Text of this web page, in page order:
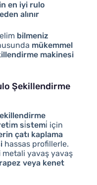
en iyi rulo
alınır
bilmeniz
mükemmel
makinesi
Şekillendirme
si̇stemi̇ için
çatı kaplama
hassas profillerle.
metali yavaş yavaş
veya kenet